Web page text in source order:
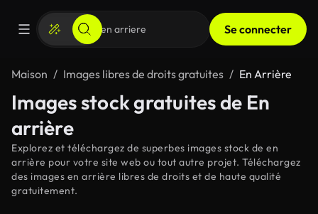
Se connecter
Maison Images libres de droits gratuites En Arrière
Images stock gratuites de En
arrière
Explorez et téléchargez de superbes images stock de en
arrière pour votre site web ou tout autre projet. Téléchargez
des images en arrière libres de droits et de haute qualité
gratuitement.